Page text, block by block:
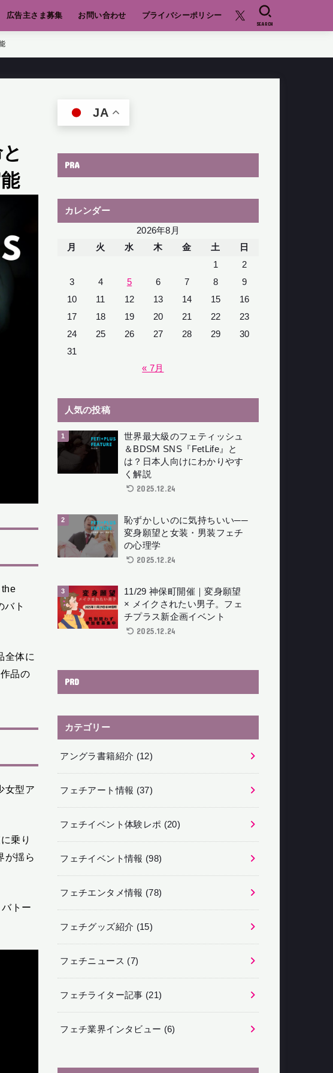
広告主さま募集 お問い合わせ プライバシーポリシー
SEARCH
the
バト
全体に
品の
女型ア
乗り
が揺ら
トー
JA
PRA
カレンダー
2026年8月
月
火 水 木 金 土
日
1
2
3
4 5 6 7 8
9
10
11 12 13 14 15
16
17
18 19 20 21 22
23
24
25 26 27 28 29
30
31
« 7月
人気の投稿
世界最大級のフェティッシュ
＆BDSM SNS『FetLife』と
は？日本人向けにわかりやす
く解説
2025.12.24
恥ずかしいのに気持ちいい──
変身願望と女装・男装フェチ
の心理学
2025.12.24
11/29 神保町開催｜変身願望
× メイクされたい男子。フェ
チプラス新企画イベント
2025.12.24
PRD
カテゴリー
アングラ書籍紹介 (12)
フェチアート情報 (37)
フェチイベント体験レポ (20)
フェチイベント情報 (98)
フェチエンタメ情報 (78)
フェチグッズ紹介 (15)
フェチニュース (7)
フェチライター記事 (21)
フェチ業界インタビュー (6)